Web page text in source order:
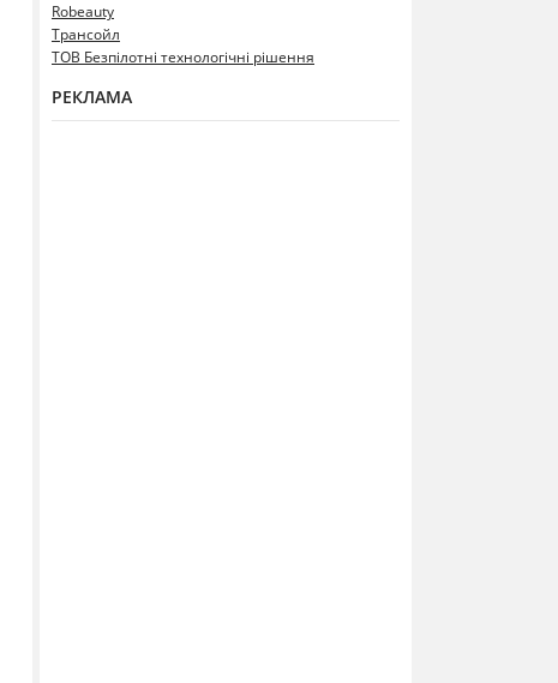
Robeauty
Трансойл
ТОВ Безпілотні технологічні рішення
РЕКЛАМА